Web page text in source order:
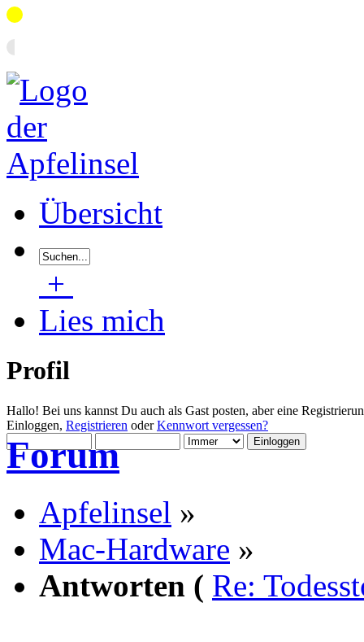
Übersicht
+
Lies mich
Profil
Hallo! Bei uns kannst Du auch als Gast posten, aber eine
Einloggen, Registrieren oderKennwort vergessen?
Forum
Apfelinsel »
Mac-Hardware »
Antworten ( Re: